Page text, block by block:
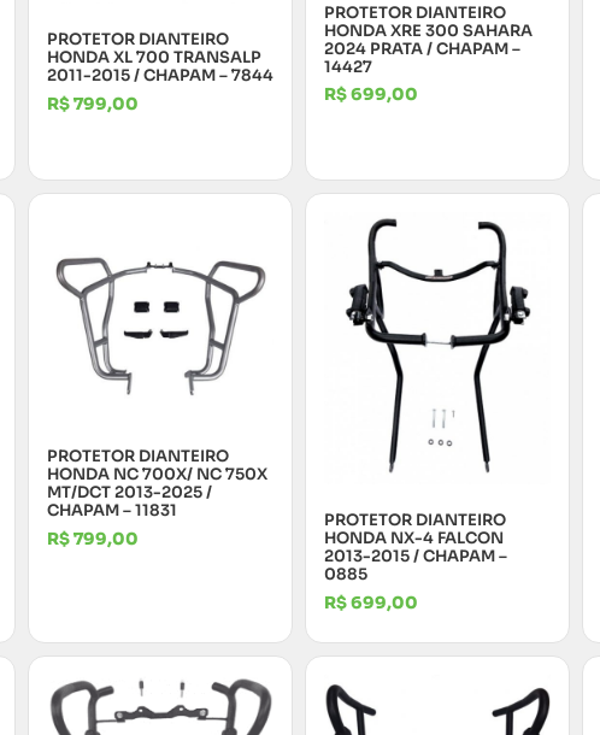
PROTETOR DIANTEIRO
HONDA XL 700 TRANSALP
2011-2015 / CHAPAM – 7844
R$799,00
PROTETOR DIANTEIRO
HONDA XRE 300 SAHARA
2024 PRATA / CHAPAM –
14427
R$699,00
PROTETOR DIANTEIRO
HONDA NC 700X/ NC 750X
MT/DCT 2013-2025 /
CHAPAM – 11831
R$799,00
PROTETOR DIANTEIRO
HONDA NX-4 FALCON
2013-2015 / CHAPAM –
0885
R$699,00